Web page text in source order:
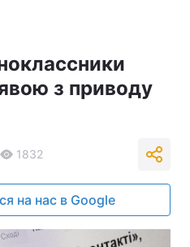
з приводу
1832
на нас в Google